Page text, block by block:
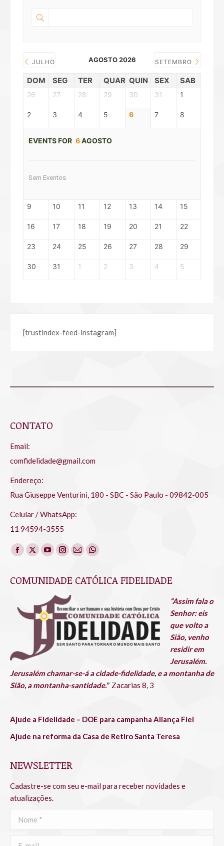
JULHO AGOSTO 2026 SETEMBRO
DOM SEG TER QUAR QUIN SEX SAB
26 27 28 29 30 31 1
2 3 4 5 6 7 8
EVENTS FOR 6AGOSTO
Sem Eventos
9 10 11 12 13 14 15
16 17 18 19 20 21 22
23 24 25 26 27 28 29
30 31 1 2 3 4 5
[trustindex-feed-instagram]
CONTATO
Email:
comfidelidade@gmail.com
Endereço:
Rua Giuseppe Venturini, 180 - SBC - São Paulo - 09842-005
Celular / WhatsApp:
11 94594-3555
Encontre-nos em:
Facebook
opens
new
window
X
opens
new
window
YouTube
opens
new
window
Instagram
opens
new
window
Mail
opens
new
window
Whatsapp
opens
new
window
COMUNIDADE CATÓLICA FIDELIDADE
“Assim fala o
Senhor: eis
que volto a
Sião, venho
residir em
Jerusalém.
Jerusalém chamar-se-á a cidade-fidelidade, e a montanha de
Sião, a montanha-santidade.” Zacarias 8, 3
Ajude a Fidelidade – DOE para campanha Aliança Fiel
Ajude na reforma da Casa de Retiro Santa Teresa
NEWSLETTER
Cadastre-se com seu e-mail para receber novidades e
atualizações.
Nome *
E-mail